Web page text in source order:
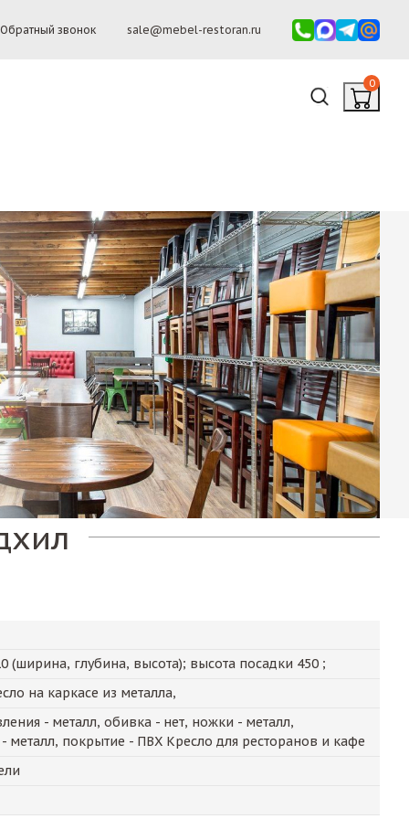
Обратный звонок sale@mebel-restoran.ru
0
(ширина, глубина, высота); высота посадки 450 ;
на каркасе из металла,
- металл, обивка - нет, ножки - металл,
металл, покрытие - ПВХ Кресло для ресторанов и кафе